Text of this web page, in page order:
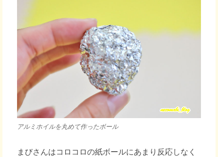
アルミホイルを丸めて作ったボール
まびさんはコロコロの紙ボールにあまり反応しなく